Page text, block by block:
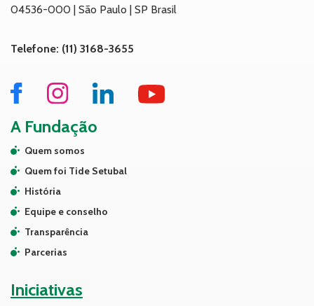
04536-000 | São Paulo | SP Brasil
Telefone: (11) 3168-3655
A Fundação
Quem somos
Quem foi Tide Setubal
História
Equipe e conselho
Transparência
Parcerias
Iniciativas